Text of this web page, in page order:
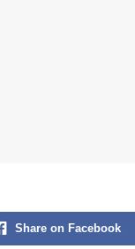
Share on Facebook